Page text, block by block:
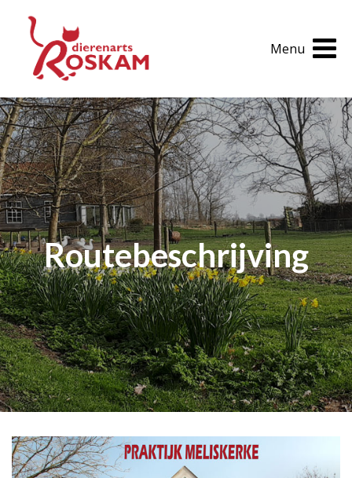
Home
Openingstijden
Routebeschrijving
Huisdierinfo
Tarieven 2026
Menu
Routebeschrijving